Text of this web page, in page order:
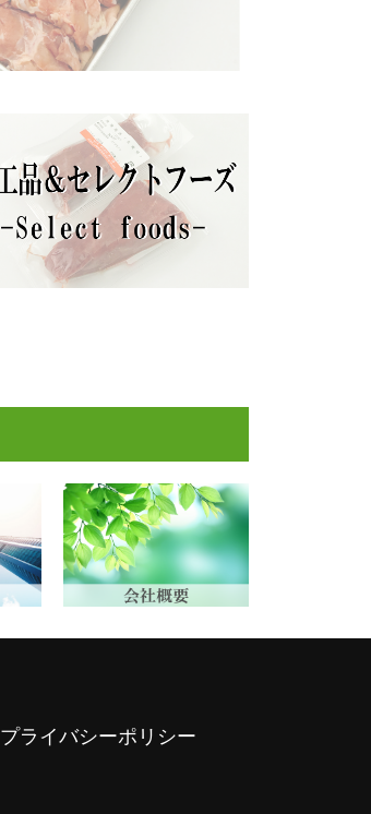
プライバシーポリシー